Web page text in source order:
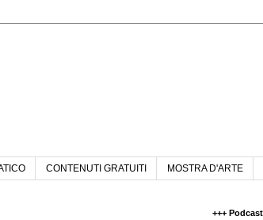
CONTENUTI GRATUITI MOSTRA D'ARTE
+++